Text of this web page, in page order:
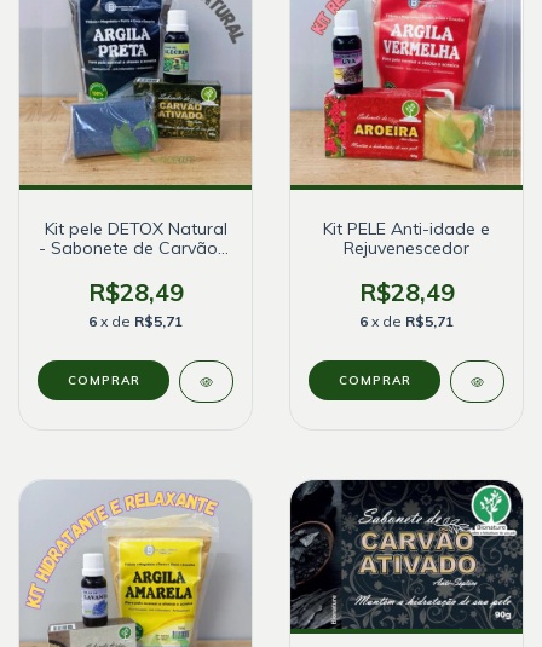
Kit pele DETOX Natural
- Sabonete de Carvão e
R$28,49
6 x de R$5,71
Kit PELE Anti-idade e
Rejuvenescedor
R$28,49
6 x de R$5,71